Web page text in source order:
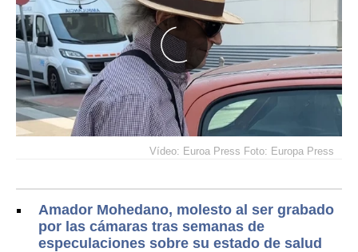
Vídeo: Euroa Press Foto: Europa Press
Amador Mohedano, molesto al ser grabado
por las cámaras tras semanas de
especulaciones sobre su estado de salud